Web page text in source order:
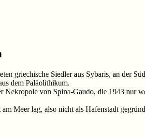
griechische Siedler aus Sybaris, an der
dem Paläolithikum.
Nekropole von Spina-Gaudo, die 1943 nur
Meer lag, also nicht als Hafenstadt